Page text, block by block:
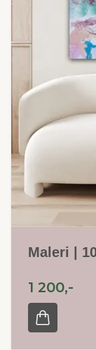
Maleri |
1 200,-